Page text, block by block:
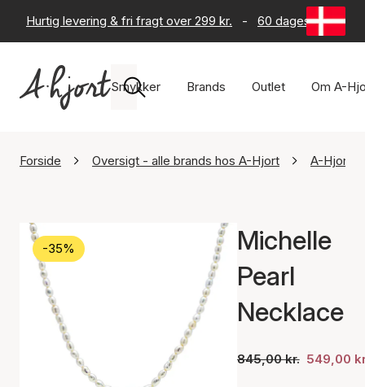
Hurtig levering & fri fragt over 299 kr. - 60 dages returret
Smykker Brands Outlet Om A-
Forside Oversigt - alle brands hos A-Hjort A-Hjort
-35%
Michelle
Pearl
Necklace
845,00 kr. 549,00